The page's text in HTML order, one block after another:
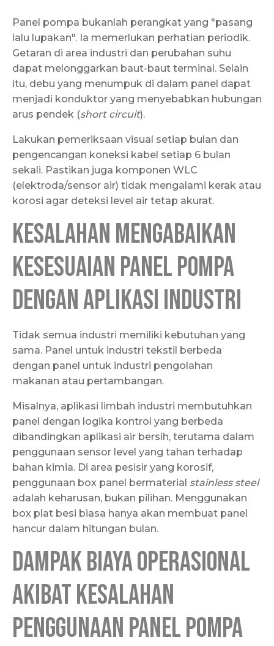
Panel pompa bukanlah perangkat yang "pasang
lalu lupakan". Ia memerlukan perhatian periodik.
Getaran di area industri dan perubahan suhu
dapat melonggarkan baut-baut terminal. Selain
itu, debu yang menumpuk di dalam panel dapat
menjadi konduktor yang menyebabkan hubungan
arus pendek (short circuit).
Lakukan pemeriksaan visual setiap bulan dan
pengencangan koneksi kabel setiap 6 bulan
sekali. Pastikan juga komponen WLC
(elektroda/sensor air) tidak mengalami kerak atau
korosi agar deteksi level air tetap akurat.
Kesalahan Mengabaikan
Kesesuaian Panel Pompa
dengan Aplikasi Industri
Tidak semua industri memiliki kebutuhan yang
sama. Panel untuk industri tekstil berbeda
dengan panel untuk industri pengolahan
makanan atau pertambangan.
Misalnya, aplikasi limbah industri membutuhkan
panel dengan logika kontrol yang berbeda
dibandingkan aplikasi air bersih, terutama dalam
penggunaan sensor level yang tahan terhadap
bahan kimia. Di area pesisir yang korosif,
penggunaan box panel bermaterial stainless steel
adalah keharusan, bukan pilihan. Menggunakan
box plat besi biasa hanya akan membuat panel
hancur dalam hitungan bulan.
Dampak Biaya Operasional
Akibat Kesalahan
Penggunaan Panel Pompa